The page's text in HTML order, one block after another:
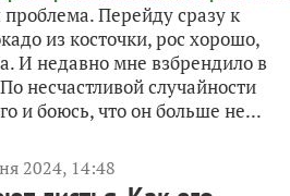
Перейду сразу к
из косточки, рос хорошо,
И недавно мне взбрендило в
несчастливой случайности
и боюсь, что он больше не...
2024, 14:48